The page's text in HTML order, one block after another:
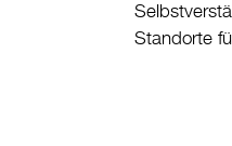
Standorte